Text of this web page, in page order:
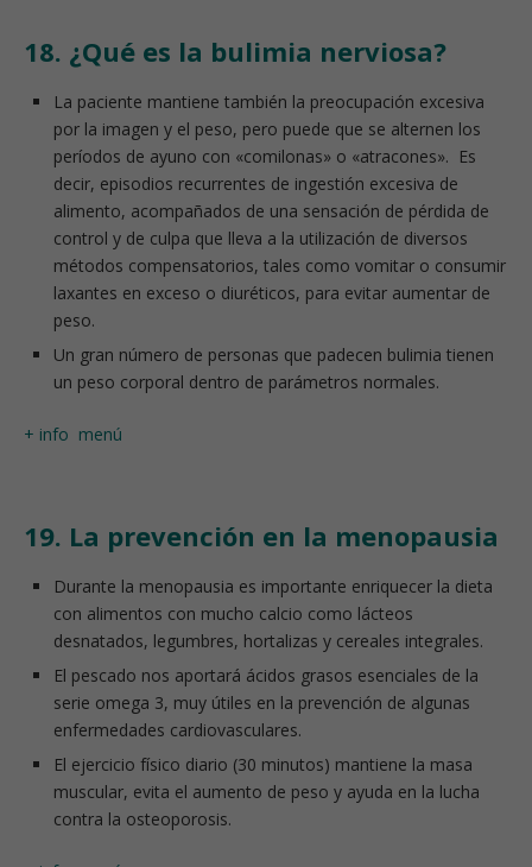
18. ¿Qué es la bulimia nerviosa?
La paciente mantiene también la preocupación excesiva
por la imagen y el peso, pero puede que se alternen los
períodos de ayuno con «comilonas» o «atracones». Es
decir, episodios recurrentes de ingestión excesiva de
alimento, acompañados de una sensación de pérdida de
control y de culpa que lleva a la utilización de diversos
métodos compensatorios, tales como vomitar o consumir
laxantes en exceso o diuréticos, para evitar aumentar de
peso.
Un gran número de personas que padecen bulimia tienen
un peso corporal dentro de parámetros normales.
+ info menú
19. La prevención en la menopausia
Durante la menopausia es importante enriquecer la dieta
con alimentos con mucho calcio como lácteos
desnatados, legumbres, hortalizas y cereales integrales.
El pescado nos aportará ácidos grasos esenciales de la
serie omega 3, muy útiles en la prevención de algunas
enfermedades cardiovasculares.
El ejercicio físico diario (30 minutos) mantiene la masa
muscular, evita el aumento de peso y ayuda en la lucha
contra la osteoporosis.